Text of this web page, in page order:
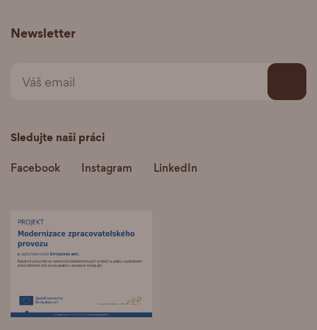
Newsletter
Sledujte naši práci
Facebook Instagram LinkedIn